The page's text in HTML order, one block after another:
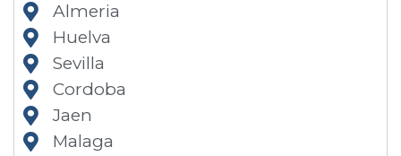
Almeria
Huelva
Sevilla
Cordoba
Jaen
Malaga